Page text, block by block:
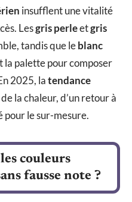
insufflent une vitalité
Lesgris perleetgris
tandis que leblanc
la palette pour composer
2025, latendance
la chaleur, d’un retour à
pour le sur-mesure.
couleurs
fausse note ?